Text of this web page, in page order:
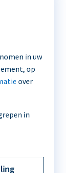
in uw
op
over
in